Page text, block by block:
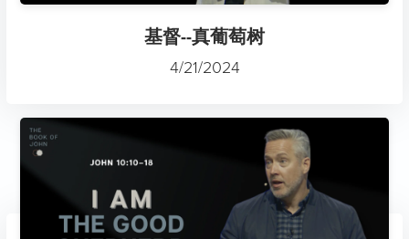
基督--真葡萄树
4/21/2024